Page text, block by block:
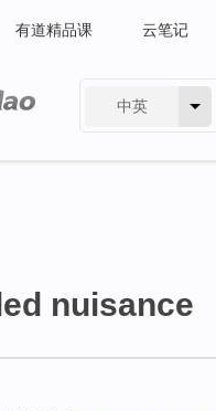
有道精品课 云笔记
中英
nuisance